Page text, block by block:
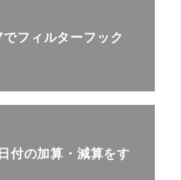
フィルターフック
付の加算・減算をす